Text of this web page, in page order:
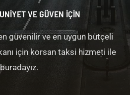
VE GÜVEN İÇİN
güvenilir ve en uygun bütçeli
için korsan taksi hizmeti ile
buradayız.